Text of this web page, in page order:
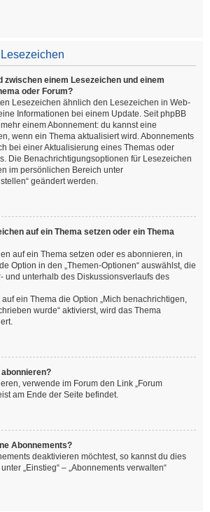
zwischen einem Lesezeichen und einem
oder Forum?
Lesezeichen ähnlich den Lesezeichen in Web-
Informationen bei einem Update. Seit phpBB
einem Abonnement: du kannst eine
wenn ein Thema aktualisiert wird. Abonnements
bei einer Aktualisierung eines Themas oder
Die Benachrichtigungsoptionen für Lesezeichen
im persönlichen Bereich unter
geändert werden.
auf ein Thema setzen oder ein Thema
auf ein Thema setzen oder es abonnieren, in
Option in den „Themen-Optionen“ auswählst, die
und unterhalb des Diskussionsverlaufs des
ein Thema die Option „Mich benachrichtigen,
wurde“ aktivierst, wird das Thema
verwende im Forum den Link „Forum
am Ende der Seite befindet.
Abonnements?
deaktivieren möchtest, so kannst du dies
„Einstieg“ – „Abonnements verwalten“